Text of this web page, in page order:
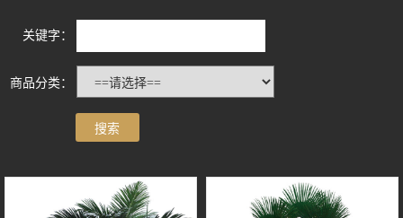
关键字：
商品分类：